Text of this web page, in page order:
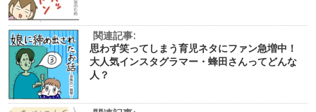
関連記事:
思わず笑ってしまう育児ネタにファン急増中！
大人気インスタグラマー・蜂田さんってどんな
人？